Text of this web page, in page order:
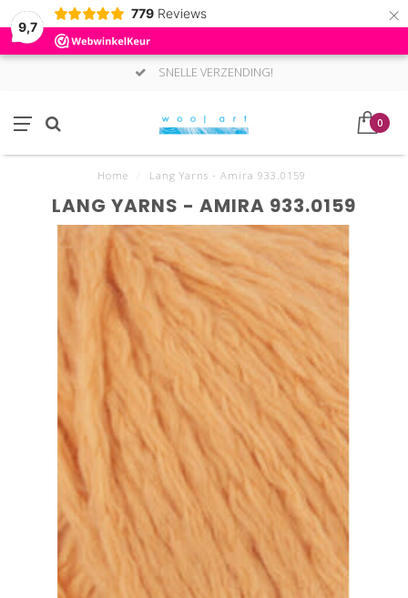
9,7
779 Reviews ×
SNELLE VERZENDING!
0
Home Lang Yarns - Amira 933.0159
LANG YARNS - AMIRA 933.0159